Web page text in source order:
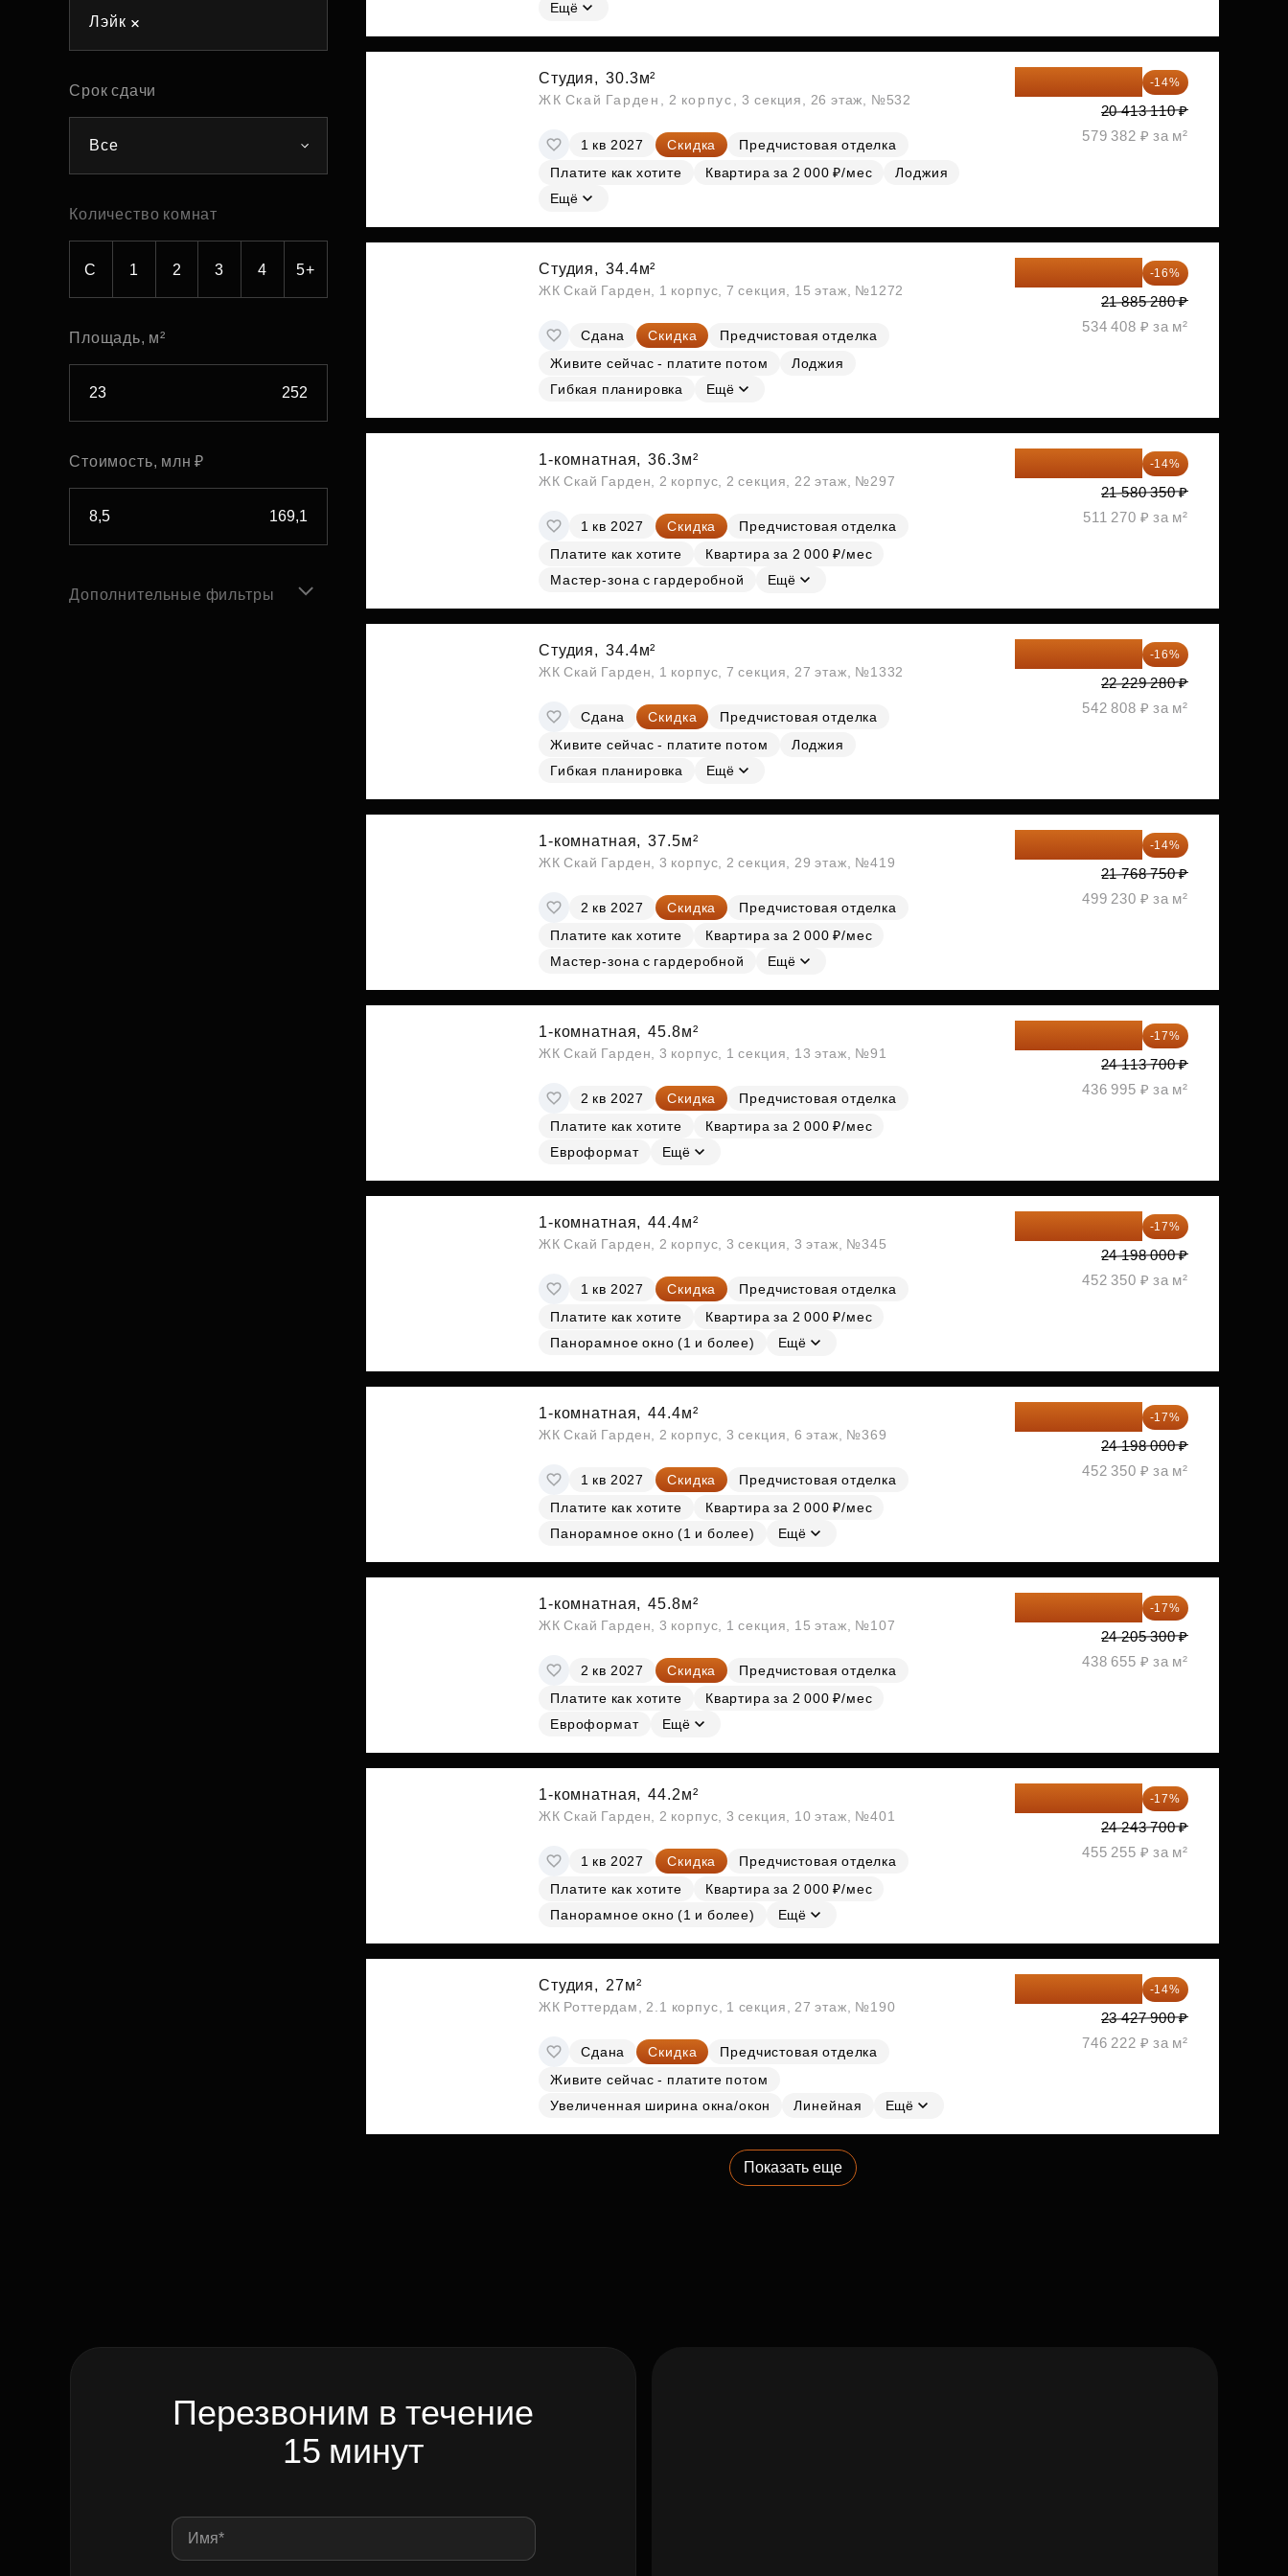
Рефинансирование
Субсидии
Лэйк
Срок сдачи
Все
Количество комнат
С 1 2 3 4 5+
Площадь, м²
Стоимость, млн ₽
Дополнительные фильтры
Ещё
Студия, 30.3м²
ЖК Скай Гарден, 2 корпус, 3 секция, 26 этаж, №532
1 кв 2027 Скидка
Предчистовая отделка
Платите как хотите
Квартира за 2 000 ₽/мес
Лоджия
Ещё
-14%
20 413 110 ₽
579 382 ₽ за м²
Студия, 34.4м²
ЖК Скай Гарден, 1 корпус, 7 секция, 15 этаж, №1272
Сдана Скидка
Предчистовая отделка
Живите сейчас - платите потом
Лоджия
Гибкая планировка
Ещё
-16%
21 885 280 ₽
534 408 ₽ за м²
1-комнатная, 36.3м²
ЖК Скай Гарден, 2 корпус, 2 секция, 22 этаж, №297
1 кв 2027 Скидка
Предчистовая отделка
Платите как хотите
Квартира за 2 000 ₽/мес
Мастер-зона с гардеробной
Ещё
-14%
21 580 350 ₽
511 270 ₽ за м²
Студия, 34.4м²
ЖК Скай Гарден, 1 корпус, 7 секция, 27 этаж, №1332
Сдана Скидка
Предчистовая отделка
Живите сейчас - платите потом
Лоджия
Гибкая планировка
Ещё
-16%
22 229 280 ₽
542 808 ₽ за м²
1-комнатная, 37.5м²
ЖК Скай Гарден, 3 корпус, 2 секция, 29 этаж, №419
2 кв 2027 Скидка
Предчистовая отделка
Платите как хотите
Квартира за 2 000 ₽/мес
Мастер-зона с гардеробной
Ещё
-14%
21 768 750 ₽
499 230 ₽ за м²
1-комнатная, 45.8м²
ЖК Скай Гарден, 3 корпус, 1 секция, 13 этаж, №91
2 кв 2027 Скидка
Предчистовая отделка
Платите как хотите
Квартира за 2 000 ₽/мес
Евроформат
Ещё
-17%
24 113 700 ₽
436 995 ₽ за м²
1-комнатная, 44.4м²
ЖК Скай Гарден, 2 корпус, 3 секция, 3 этаж, №345
1 кв 2027 Скидка
Предчистовая отделка
Платите как хотите
Квартира за 2 000 ₽/мес
Панорамное окно (1 и более)
Ещё
-17%
24 198 000 ₽
452 350 ₽ за м²
1-комнатная, 44.4м²
ЖК Скай Гарден, 2 корпус, 3 секция, 6 этаж, №369
1 кв 2027 Скидка
Предчистовая отделка
Платите как хотите
Квартира за 2 000 ₽/мес
Панорамное окно (1 и более)
Ещё
-17%
24 198 000 ₽
452 350 ₽ за м²
1-комнатная, 45.8м²
ЖК Скай Гарден, 3 корпус, 1 секция, 15 этаж, №107
2 кв 2027 Скидка
Предчистовая отделка
Платите как хотите
Квартира за 2 000 ₽/мес
Евроформат
Ещё
-17%
24 205 300 ₽
438 655 ₽ за м²
1-комнатная, 44.2м²
ЖК Скай Гарден, 2 корпус, 3 секция, 10 этаж, №401
1 кв 2027 Скидка
Предчистовая отделка
Платите как хотите
Квартира за 2 000 ₽/мес
Панорамное окно (1 и более)
Ещё
-17%
24 243 700 ₽
455 255 ₽ за м²
Студия, 27м²
ЖК Роттердам, 2.1 корпус, 1 секция, 27 этаж, №190
Сдана Скидка
Предчистовая отделка
Живите сейчас - платите потом
Увеличенная ширина окна/окон
Линейная Ещё
-14%
23 427 900 ₽
746 222 ₽ за м²
Показать еще
Перезвоним в течение
15 минут